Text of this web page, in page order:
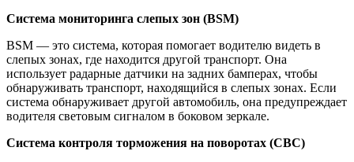
Система мониторинга слепых зон (BSM)
BSM — это система, которая помогает водителю видеть в
слепых зонах, где находится другой транспорт. Она
использует радарные датчики на задних бамперах, чтобы
обнаруживать транспорт, находящийся в слепых зонах. Если
система обнаруживает другой автомобиль, она предупреждает
водителя световым сигналом в боковом зеркале.
Система контроля торможения на поворотах (CBC)